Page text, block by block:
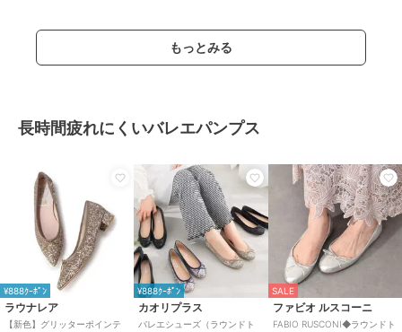
もっとみる
長時間疲れにくいバレエパンプス
¥888ｸｰﾎﾟﾝ
ラウナレア
【新色】グリッターポインテ
¥888ｸｰﾎﾟﾝ
カオリプラス
バレエシューズ（ラウンドト
SALE
ファビオ ルスコーニ
FABIO RUSCONI◆ラウンドト